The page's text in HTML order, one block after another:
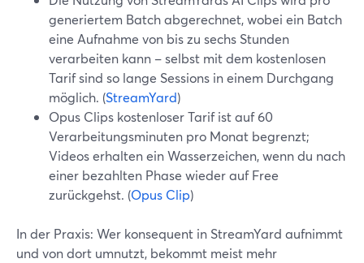
generiertem Batch abgerechnet, wobei ein Batch
eine Aufnahme von bis zu sechs Stunden
verarbeiten kann – selbst mit dem kostenlosen
Tarif sind so lange Sessions in einem Durchgang
möglich. (StreamYard)
Opus Clips kostenloser Tarif ist auf 60
Verarbeitungsminuten pro Monat begrenzt;
Videos erhalten ein Wasserzeichen, wenn du nach
einer bezahlten Phase wieder auf Free
zurückgehst. (Opus Clip)
In der Praxis: Wer konsequent in StreamYard aufnimmt
und von dort umnutzt, bekommt meist mehr